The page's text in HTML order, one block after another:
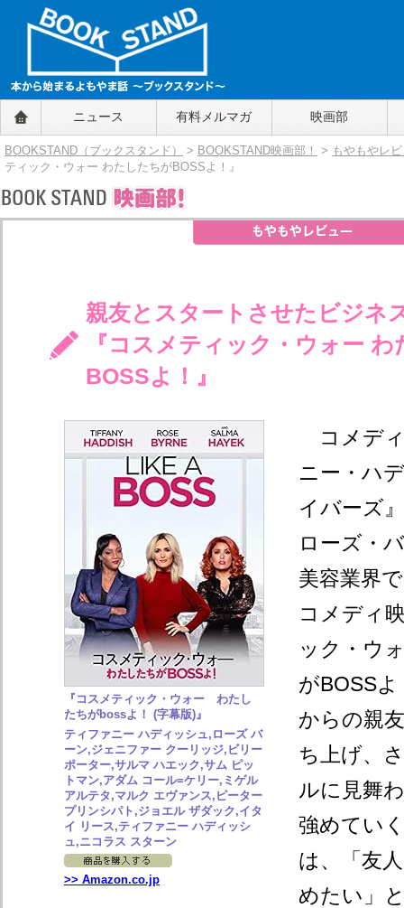
BOOKSTAND（ブックスタンド）
～本から始まるよもやま話～
BOOKSTAND（ブ
ックスタンド）
ニュース 有料メルマガ 映画部
BOOKSTAND（ブックスタンド） > BOOKSTAND映画部！ > もやもやレ
ティック・ウォー わたしたちがBOSSよ！』
親友とスタートさせたビジネ
『コスメティック・ウォー
BOSSよ！』
『コスメティック・ウォー わたし
たちがbossよ！ (字幕版)』
ティファニー ハディッシュ,ローズ バ
ーン,ジェニファー クーリッジ,ビリー
ポーター,サルマ ハエック,サム ピッ
トマン,アダム コール=ケリー,ミゲル
アルテタ,マルク エヴァンス,ピーター
プリンシパト,ジョエル ザダック,イタ
イ リース,ティファニー ハディッシ
ュ,ニコラス スターン
>> Amazon.co.jp
コメデ
ニー・ハ
イバーズ
ローズ・
美容業界
コメディ
ック・ウ
がBOSS
からの親
ち上げ、
ルに見舞
強めてい
は、「友
めたい」